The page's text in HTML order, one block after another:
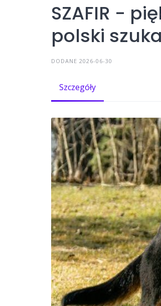
SZAFIR -
polski
DODANE 2026-06-30
Szczegóły